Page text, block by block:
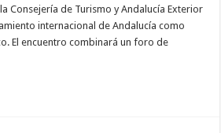
Consejería de Turismo y Andalucía Exterior
internacional de Andalucía como
El encuentro combinará un foro de